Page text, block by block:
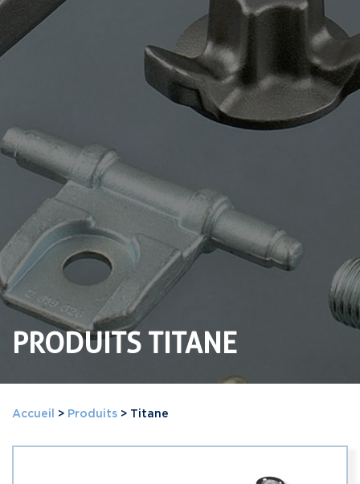
PRODUITS TITANE
Accueil > Produits > Titane